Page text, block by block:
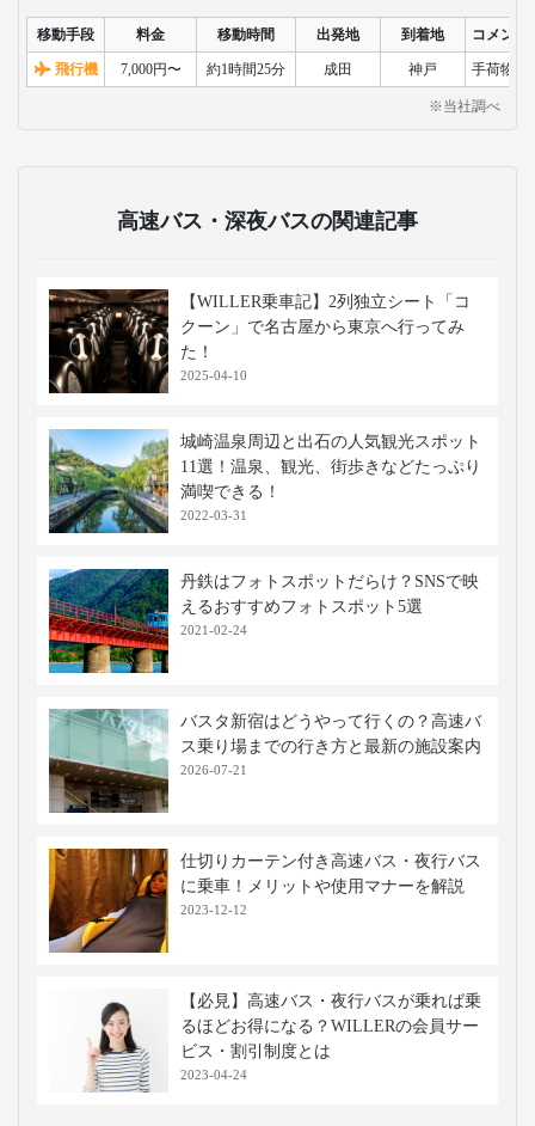
移動手段 料金 移動時間 出発地 到着地 コメント
飛行機 7,000円〜 約1時間25分 成田 神戸 手荷物検
※当社調べ
高速バス・深夜バスの関連記事
【WILLER乗車記】2列独立シート「コ
クーン」で名古屋から東京へ行ってみ
た！
2025-04-10
城崎温泉周辺と出石の人気観光スポット
11選！温泉、観光、街歩きなどたっぷり
満喫できる！
2022-03-31
丹鉄はフォトスポットだらけ？SNSで映
えるおすすめフォトスポット5選
2021-02-24
バスタ新宿はどうやって行くの？高速バ
ス乗り場までの行き方と最新の施設案内
2026-07-21
仕切りカーテン付き高速バス・夜行バス
に乗車！メリットや使用マナーを解説
2023-12-12
【必見】高速バス・夜行バスが乗れば乗
るほどお得になる？WILLERの会員サー
ビス・割引制度とは
2023-04-24